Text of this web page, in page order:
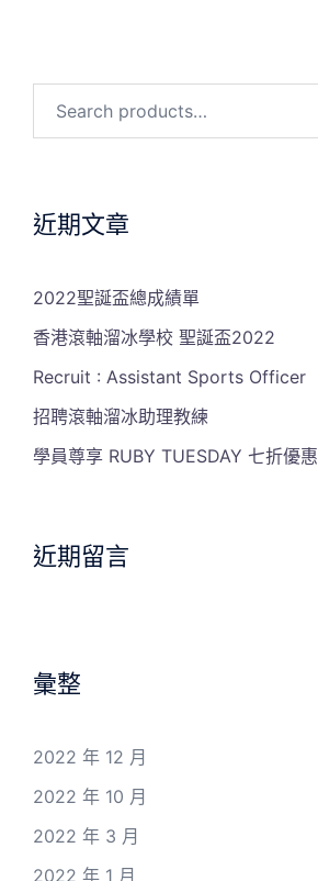
近期文章
2022聖誕盃總成績單
香港滾軸溜冰學校 聖誕盃2022
Recruit : Assistant Sports Officer
招聘滾軸溜冰助理教練
學員尊享 RUBY TUESDAY 七折優惠
近期留言
彙整
2022 年 12 月
2022 年 10 月
2022 年 3 月
2022 年 1 月